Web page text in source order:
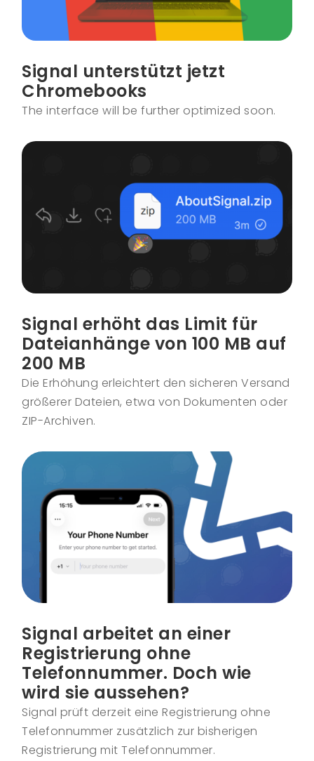
Signal unterstützt jetzt
Chromebooks
The interface will be further optimized soon.
Signal erhöht das Limit für
Dateianhänge von 100 MB auf
200 MB
Die Erhöhung erleichtert den sicheren Versand
größerer Dateien, etwa von Dokumenten oder
ZIP-Archiven.
Signal arbeitet an einer
Registrierung ohne
Telefonnummer. Doch wie
wird sie aussehen?
Signal prüft derzeit eine Registrierung ohne
Telefonnummer zusätzlich zur bisherigen
Registrierung mit Telefonnummer.